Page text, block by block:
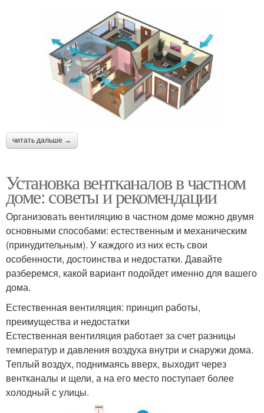
читать дальше →
Установка вентканалов в частном
доме: советы и рекомендации
Организовать вентиляцию в частном доме можно двумя
основными способами: естественным и механическим
(принудительным). У каждого из них есть свои
особенности, достоинства и недостатки. Давайте
разберемся, какой вариант подойдет именно для вашего
дома.
Естественная вентиляция: принцип работы,
преимущества и недостатки
Естественная вентиляция работает за счет разницы
температур и давления воздуха внутри и снаружи дома.
Теплый воздух, поднимаясь вверх, выходит через
вентканалы и щели, а на его место поступает более
холодный с улицы.